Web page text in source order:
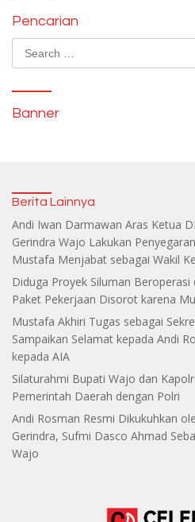
Pencarian
Search
for:
Banner
Berita Lainnya
Andi Iwan Darmawan Aras Ketua
Gerindra Wajo Lakukan
Mustafa Menjabat sebagai Wakil
Diduga Proyek Siluman Beroperasi
Paket Pekerjaan Disorot karena
Mustafa Akhiri Tugas sebagai
Sampaikan Selamat kepada Andi
kepada AIA
Silaturahmi Bupati Wajo dan
Pemerintah Daerah dengan Polri
Andi Rosman Resmi Dikukuhkan
Gerindra, Sufmi Dasco Ahmad
Wajo